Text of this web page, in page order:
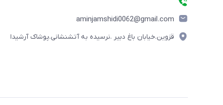
aminjamshidi0062@gmail.com
قزوین.خیابان باغ دبیر .نرسیده به آتشنشانی.پوشاک آرشیدا